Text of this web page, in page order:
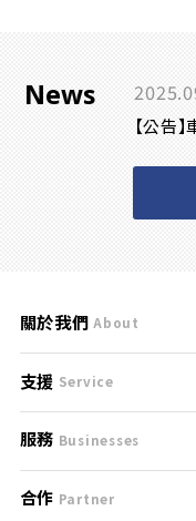
News
【公告
關於我們 About
刊登規範
服務條款
免責聲明
支援 Service
支援中心
聯絡我們
服務 Businesses
什麼是Goo鑑定？
合作 Partner